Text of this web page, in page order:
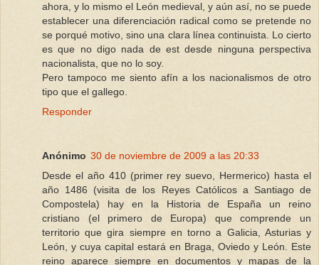
ahora, y lo mismo el León medieval, y aún así, no se puede
establecer una diferenciación radical como se pretende no
se porqué motivo, sino una clara línea continuista. Lo cierto
es que no digo nada de est desde ninguna perspectiva
nacionalista, que no lo soy.
Pero tampoco me siento afín a los nacionalismos de otro
tipo que el gallego.
Responder
Anónimo 30 de noviembre de 2009 a las 20:33
Desde el año 410 (primer rey suevo, Hermerico) hasta el
año 1486 (visita de los Reyes Católicos a Santiago de
Compostela) hay en la Historia de España un reino
cristiano (el primero de Europa) que comprende un
territorio que gira siempre en torno a Galicia, Asturias y
León, y cuya capital estará en Braga, Oviedo y León. Este
reino aparece siempre en documentos y mapas de la